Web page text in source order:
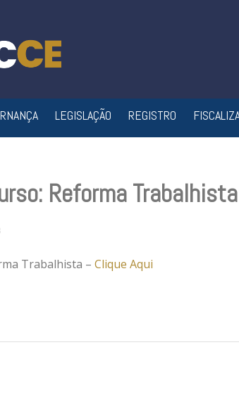
LEGISLAÇÃO REGISTRO
Reforma Trabalhista
Trabalhista – Clique Aqui